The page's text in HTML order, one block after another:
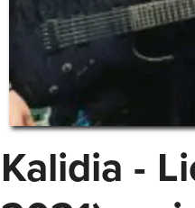
Kalidia -